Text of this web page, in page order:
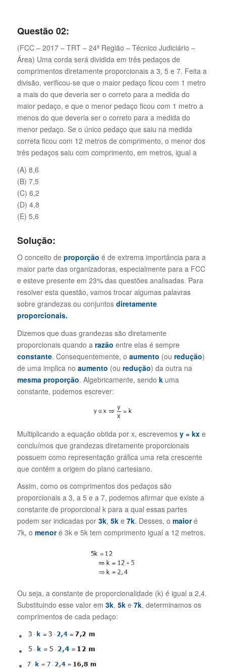
Questão 02:
(FCC – 2017 – TRT – 24ª Região – Técnico Judiciário –
Área) Uma corda será dividida em três pedaços de
comprimentos diretamente proporcionais a 3, 5 e 7. Feita a
divisão, verificou-se que o maior pedaço ficou com 1 metro
a mais do que deveria ser o correto para a medida do
maior pedaço, e que o menor pedaço ficou com 1 metro a
menos do que deveria ser o correto para a medida do
menor pedaço. Se o único pedaço que saiu na medida
correta ficou com 12 metros de comprimento, o menor dos
três pedaços saiu com comprimento, em metros, igual a
(A) 8,6
(B) 7,5
(C) 6,2
(D) 4,8
(E) 5,6
Solução:
O conceito de proporção é de extrema importância para a
maior parte das organizadoras, especialmente para a FCC
e esteve presente em 23% das questões analisadas. Para
resolver esta questão, vamos trocar algumas palavras
sobre grandezas ou conjuntos diretamente
proporcionais.
Dizemos que duas grandezas são diretamente
proporcionais quando a razão entre elas é sempre
constante. Consequentemente, o aumento (ou redução)
de uma implica no aumento (ou redução) da outra na
mesma proporção. Algebricamente, sendo kuma
constante, podemos escrever:
Multiplicando a equação obtida por x, escrevemos y = kxe
concluímos que grandezas diretamente proporcionais
possuem como representação gráfica uma reta crescente
que contém a origem do plano cartesiano.
Assim, como os comprimentos dos pedaços são
proporcionais a 3, a 5 e a 7, podemos afirmar que existe a
constante de proporcional k para a qual essas partes
podem ser indicadas por 3k, 5ke 7k. Desses, o maioré
7k, o menoré 3k e 5k tem comprimento igual a 12 metros.
Ou seja, a constante de proporcionalidade (k) é igual a 2,4.
Substituindo esse valor em 3k, 5ke 7k, determinamos os
comprimentos de cada pedaço: